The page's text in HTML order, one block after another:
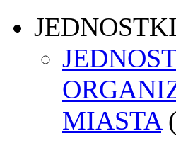
MIASTA